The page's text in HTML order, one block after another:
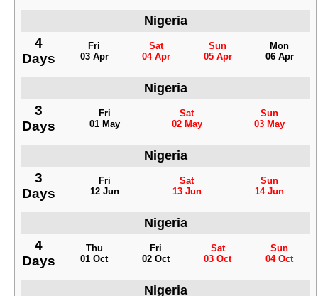
Nigeria
4
Days
Fri
03 Apr
Sat
04 Apr
Sun
05 Apr
Mon
06 Apr
Nigeria
3
Days
Fri
01 May
Sat
02 May
Sun
03 May
Nigeria
3
Days
Fri
12 Jun
Sat
13 Jun
Sun
14 Jun
Nigeria
4
Days
Thu
01 Oct
Fri
02 Oct
Sat
03 Oct
Sun
04 Oct
Nigeria